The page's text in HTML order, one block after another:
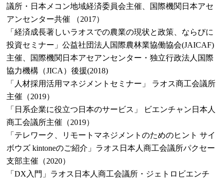
議所・日本メコン地域経済委員会主催、国際機関日本アセ
アンセンター共催 （2017）
「経済成長著しいラオスでの農業の現状と政策、ならびに
投資セミナー」公益社団法人国際農林業協働協会(JAICAF)
主催、国際機関日本アセアンセンター・独立行政法人国際
協力機構（JICA）後援(2018)
「人材採用活用マネジメントセミナー」 ラオス商工会議所
主催（2019）
「日系企業に役立つ日本のサービス」 ビエンチャン日本人
商工会議所主催（2019）
「テレワーク、リモートマネジメントのためのヒント サイ
ボウズ kintoneのご紹介」ラオス日本人商工会議所パクセー
支部主催（2020）
「DX入門」ラオス日本人商工会議所・ジェトロビエンチ